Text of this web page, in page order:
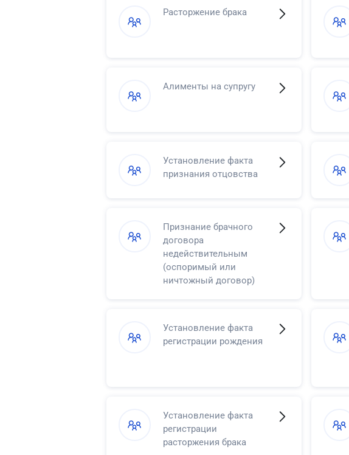
Расторжение брака
Алименты на супругу
Установление факта
признания отцовства
Признание брачного
договора
недействительным
(оспоримый или
ничтожный договор)
Установление факта
регистрации рождения
Установление факта
регистрации
расторжения брака